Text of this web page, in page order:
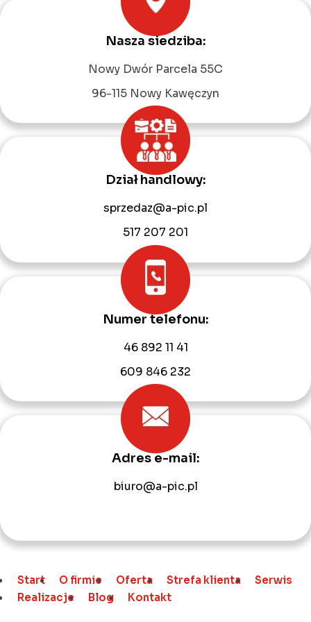
Nasza siedziba:
Nowy Dwór Parcela 55C
96-115 Nowy Kawęczyn
Dział handlowy:
sprzedaz@a-pic.pl
517 207 201
Numer telefonu:
46 892 11 41
609 846 232
Adres e-mail:
biuro@a-pic.pl
Start O firmie Oferta Strefa klienta
Serwis
Realizacje
Blog Kontakt